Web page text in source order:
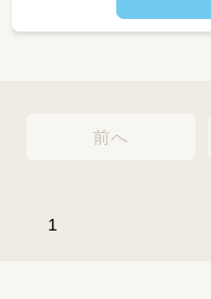
■ 事務作業
連絡帳の記入や、
手伝いいただきます
前へ
1